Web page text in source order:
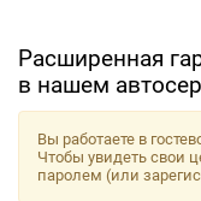
Расширенная
в нашем
Вы работаете в
Чтобы увидеть свои
паролем (или